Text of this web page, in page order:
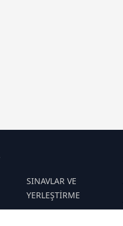
SINAVLAR VE
YERLEŞTİRME